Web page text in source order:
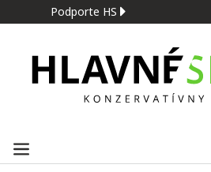
Podporte HS